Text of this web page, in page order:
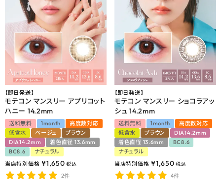
【即日発送】
モテコン マンスリー アプリコット
ハニー 14.2mm
送料無料 1month
高度数対応
低含水
ベージュ
ブラウン
DIA14.2mm
着色直径 13.6mm
BC8.6
ナチュラル
当店特別価格 ¥1,650 税込
2件
【即日発送】
モテコン マンスリー ショコラアッ
シュ 14.2mm
送料無料 1month
高度数対応
低含水
ブラウン
DIA14.2mm
着色直径 13.6mm
BC8.6
ナチュラル
当店特別価格 ¥1,650 税込
4件